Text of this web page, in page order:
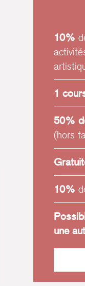
10%
1
50%
(hors
10%
une